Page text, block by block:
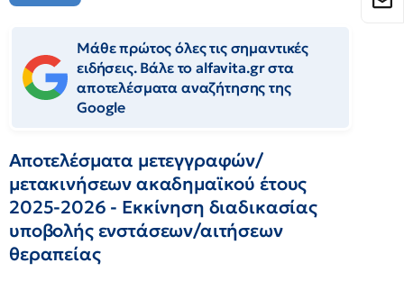
Μάθε πρώτος όλες τις σημαντικές
ειδήσεις. Βάλε το alfavita.gr στα
αποτελέσματα αναζήτησης της
Google
Αποτελέσματα μετεγγραφών/
μετακινήσεων ακαδημαϊκού έτους
2025-2026 - Εκκίνηση διαδικασίας
υποβολής ενστάσεων/αιτήσεων
θεραπείας